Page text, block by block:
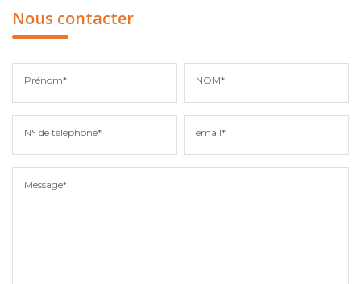
Nous contacter
Prénom* NOM*
N° de téléphone* email*
Message*